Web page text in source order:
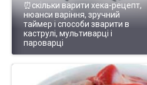
⏰скільки варити хека-рецепт,
нюанси варіння, зручний
таймер і способи зварити в
каструлі, мультиварці і
пароварці